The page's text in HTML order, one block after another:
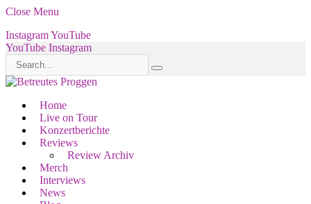
Close Menu
InstagramYouTube
YouTube Instagram
Home
Live on Tour
Konzertberichte
Reviews
Review Archiv
Merch
Interviews
News